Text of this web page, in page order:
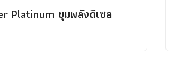
Platinum ขุมพลังดีเซล